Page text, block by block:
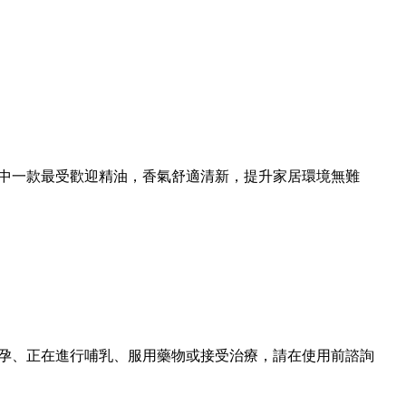
款最受歡迎精油，香氣舒適清新，提升家居環境無難
、正在進行哺乳、服用藥物或接受治療，請在使用前諮詢